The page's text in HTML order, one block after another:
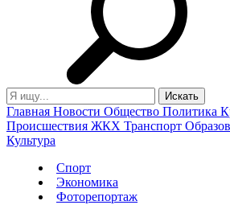
Главная Новости Общество Политика
Происшествия ЖКХ Транспорт
Культура
Спорт
Экономика
Фоторепортаж